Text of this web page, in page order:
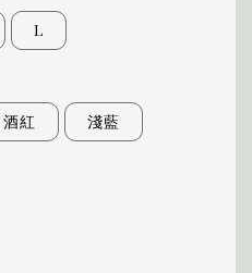
L
酒紅 淺藍